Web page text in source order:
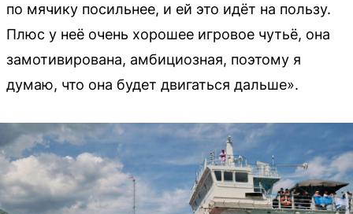
по мячику посильнее, и ей это идёт на пользу.
Плюс у неё очень хорошее игровое чутьё, она
замотивирована, амбициозная, поэтому я
думаю, что она будет двигаться дальше».